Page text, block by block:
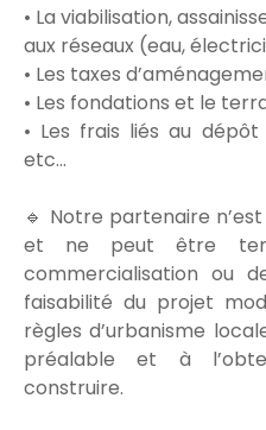
• La viabilisation,
aux réseaux (eau,
• Les taxes
• Les fondations et le
• Les frais liés au
etc…
🔹 Notre partenaire
et ne peut être
commercialisation ou
faisabilité du projet
règles d’urbanisme
préalable et à
construire.